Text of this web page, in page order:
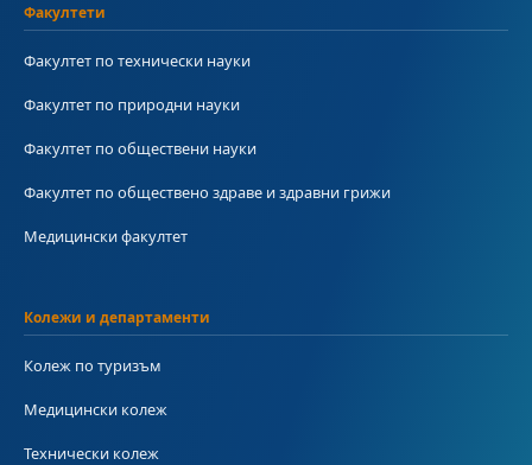
Факултети
Факултет по технически науки
Факултет по природни науки
Факултет по обществени науки
Факултет по обществено здраве и здравни грижи
Медицински факултет
Колежи и департаменти
Колеж по туризъм
Медицински колеж
Технически колеж